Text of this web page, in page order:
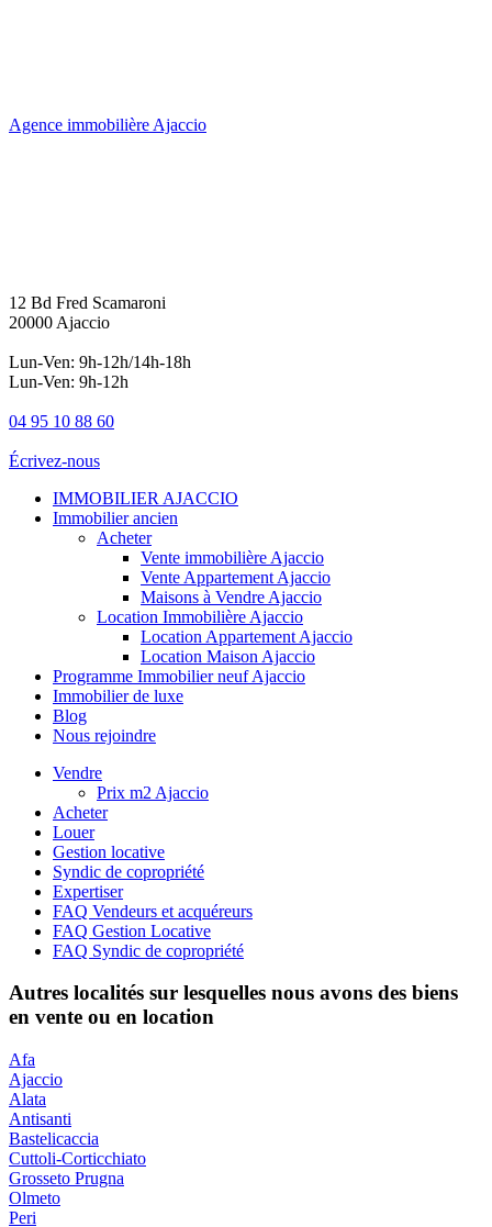
Agence immobilière Ajaccio
12 Bd Fred Scamaroni
20000 Ajaccio
Lun-Ven: 9h-12h/14h-18h
Lun-Ven: 9h-12h
04 95 10 88 60
Écrivez-nous
IMMOBILIER AJACCIO
Immobilier ancien
Acheter
Vente immobilière Ajaccio
Vente Appartement Ajaccio
Maisons à Vendre Ajaccio
Location Immobilière Ajaccio
Location Appartement Ajaccio
Location Maison Ajaccio
Programme Immobilier neuf Ajaccio
Immobilier de luxe
Blog
Nous rejoindre
Vendre
Prix m2 Ajaccio
Acheter
Louer
Gestion locative
Syndic de copropriété
Expertiser
FAQ Vendeurs et acquéreurs
FAQ Gestion Locative
FAQ Syndic de copropriété
Autres localités sur lesquelles nous avons des biens
en vente ou en location
Afa
Ajaccio
Alata
Antisanti
Bastelicaccia
Cuttoli-Corticchiato
Grosseto Prugna
Olmeto
Peri